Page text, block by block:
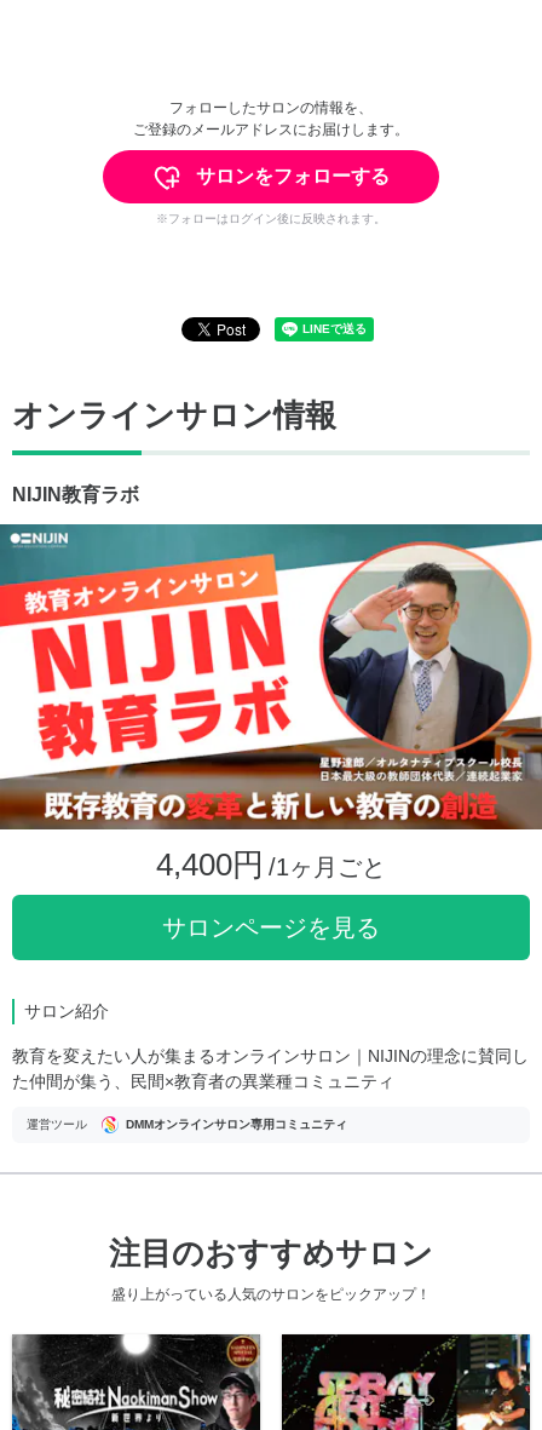
フォローしたサロンの情報を、
ご登録のメールアドレスにお届けします。
サロンをフォローする
※フォローはログイン後に反映されます。
オンラインサロン情報
NIJIN教育ラボ
4,400円 /1ヶ月ごと
サロンページを見る
サロン紹介
教育を変えたい人が集まるオンラインサロン｜NIJINの理念に賛同し
た仲間が集う、民間×教育者の異業種コミュニティ
運営ツール DMMオンラインサロン専用コミュニティ
注目のおすすめサロン
盛り上がっている人気のサロンをピックアップ！